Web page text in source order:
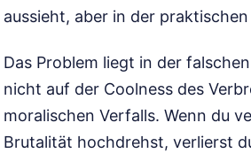
aussieht, aber in der
Das Problem liegt in der
nicht auf der Coolness des
moralischen Verfalls. Wenn du
Brutalität hochdrehst, verlierst